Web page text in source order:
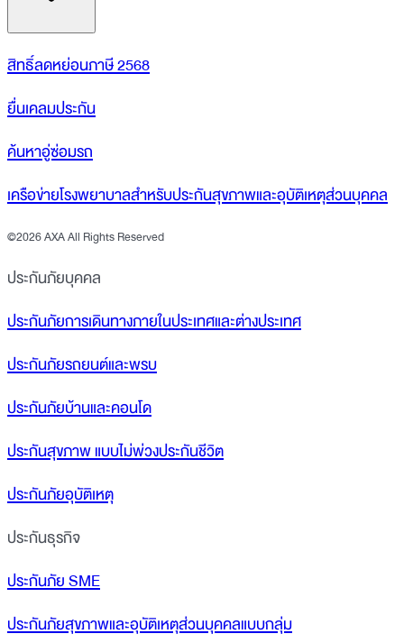
สิทธิ์ลดหย่อนภาษี 2568
ยื่นเคลมประกัน
ค้นหาอู่ซ่อมรถ
เครือข่ายโรงพยาบาลสำหรับประกันสุขภาพและอุบัติเหตุส่วนบุคคล
©2026 AXA All Rights Reserved
ประกันภัยบุคคล
ประกันภัยการเดินทางภายในประเทศและต่างประเทศ
ประกันภัยรถยนต์และพรบ
ประกันภัยบ้านและคอนโด
ประกันสุขภาพ แบบไม่พ่วงประกันชีวิต
ประกันภัยอุบัติเหตุ
ประกันธุรกิจ
ประกันภัย SME
ประกันภัยสุขภาพและอุบัติเหตุส่วนบุคคลแบบกลุ่ม